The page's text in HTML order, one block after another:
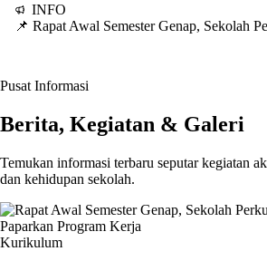
INFO
📌 Rapat Awal Semester Genap,
Pusat Informasi
Berita, Kegiatan & Galeri
Temukan informasi terbaru seputar kegiatan
dan kehidupan sekolah.
Kurikulum